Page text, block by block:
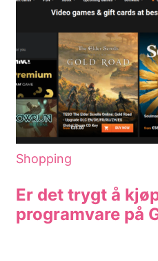
Shopping
Er det trygt å
programvare på